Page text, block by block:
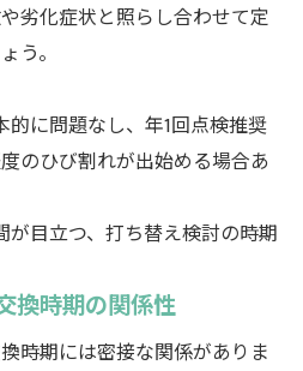
劣化症状と照らし合わせて定
う。
的に問題なし、年1回点検推奨
のひび割れが出始める場合あ
が目立つ、打ち替え検討の時期
換時期の関係性
時期には密接な関係がありま